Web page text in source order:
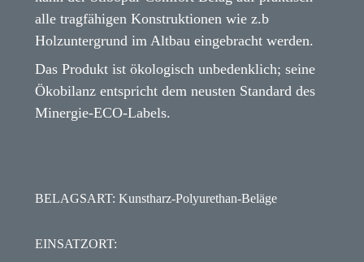
alle tragfähigen Konstruktionen wie z.b
Holzuntergrund im Altbau eingebracht werden.
Das Produkt ist ökologisch unbedenklich; seine
Ökobilanz entspricht dem neusten Standard des
Minergie-ECO-Labels.
BELAGSART: Kunstharz-Polyurethan-Beläge
EINSATZORT: